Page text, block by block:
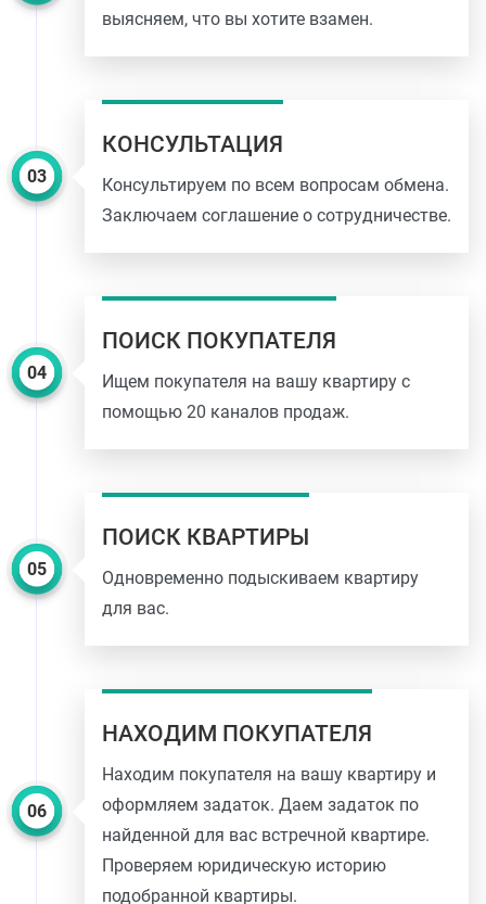
выясняем, что вы хотите взамен.
КОНСУЛЬТАЦИЯ
Консультируем по всем вопросам обмена.
Заключаем соглашение о сотрудничестве.
ПОИСК ПОКУПАТЕЛЯ
Ищем покупателя на вашу квартиру с
помощью 20 каналов продаж.
ПОИСК КВАРТИРЫ
Одновременно подыскиваем квартиру
для вас.
НАХОДИМ ПОКУПАТЕЛЯ
Находим покупателя на вашу квартиру и
оформляем задаток. Даем задаток по
найденной для вас встречной квартире.
Проверяем юридическую историю
подобранной квартиры.